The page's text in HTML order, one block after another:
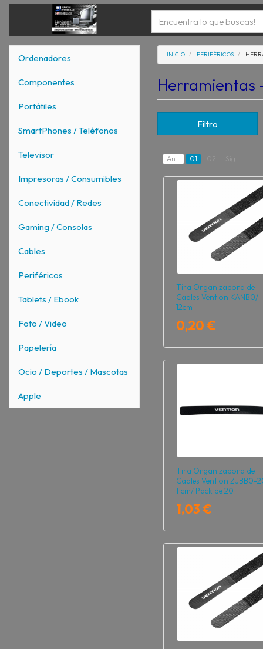
Ordenadores
Componentes
Portátiles
SmartPhones / Teléfonos
Televisor
Impresoras / Consumibles
Conectividad / Redes
Gaming / Consolas
Cables
Periféricos
Tablets / Ebook
Foto / Video
Papelería
Ocio / Deportes / Mascotas
Apple
INICIO PERIFÉRICOS
Herramientas
Filtro
Ant. 01
Tira Organizadora de
Cables Vention KANB0/
12cm
0,20 €
Tira Organizadora de
Cables Vention ZJBB0-
11cm/ Pack de 20
1,03 €